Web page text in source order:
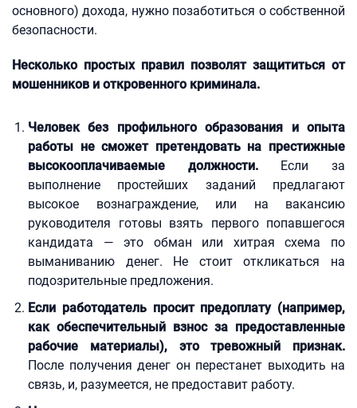
основного) дохода, нужно позаботиться о собственной
безопасности.
Несколько простых правил позволят защититься от
мошенников и откровенного криминала.
Человек без профильного образования и опыта
работы не сможет претендовать на престижные
высокооплачиваемые должности. Если за
выполнение простейших заданий предлагают
высокое вознаграждение, или на вакансию
руководителя готовы взять первого попавшегося
кандидата — это обман или хитрая схема по
выманиванию денег. Не стоит откликаться на
подозрительные предложения.
Если работодатель просит предоплату (например,
как обеспечительный взнос за предоставленные
рабочие материалы), это тревожный признак.
После получения денег он перестанет выходить на
связь, и, разумеется, не предоставит работу.